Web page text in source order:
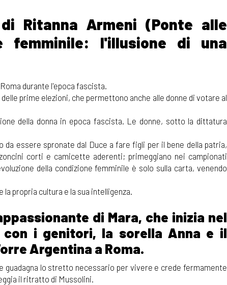
Ritanna Armeni (Ponte alle
femminile: l'illusione di una
durante l'epoca fascista.
prime elezioni, che permettono anche alle donne di votare al
della donna in epoca fascista. Le donne, sotto la dittatura
essere spronate dal Duce a fare figli per il bene della patria,
corti e camicette aderenti; primeggiano nei campionati
della condizione femminile è solo sulla carta, venendo
propria cultura e la sua intelligenza.
di Mara, che inizia nel
con i genitori, la sorella Anna e il
Argentina a Roma.
guadagna lo stretto necessario per vivere e crede fermamente
il ritratto di Mussolini.